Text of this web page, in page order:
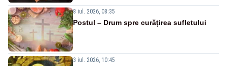
8 iul. 2026, 08:35
Postul – Drum spre curățirea sufletului
3 iul. 2026, 10:45